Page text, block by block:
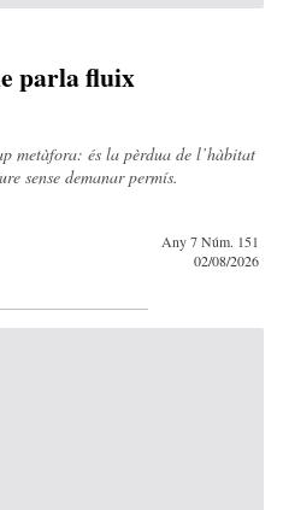
parla fluix
metàfora: és la pèrdua de l’hàbitat
sense demanar permís.
Any 7 Núm. 151
02/08/2026